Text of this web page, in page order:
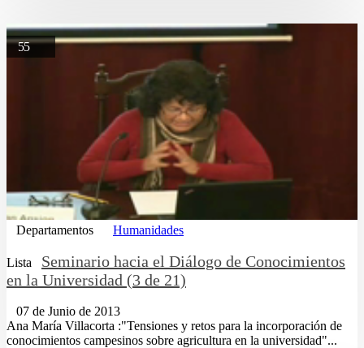
55
Departamentos Humanidades
Lista
Seminario hacia el Diálogo de Conocimientos
en la Universidad (3 de 21)
07 de Junio de 2013
Ana María Villacorta :"Tensiones y retos para la incorporación de
conocimientos campesinos sobre agricultura en la universidad"...